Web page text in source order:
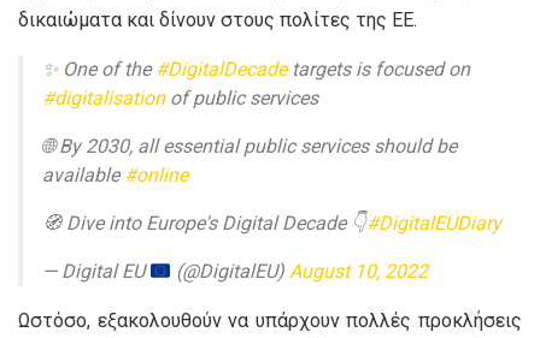
δικαιώματα και δίνουν στους πολίτες της ΕΕ.
✨ One of the#DigitalDecadetargets is focused on
#digitalisationof public services
🌐 By 2030, all essential public services should be
available#online
🧭 Dive into Europe's Digital Decade 👇#DigitalEUDiary
— Digital EU (@DigitalEU)August 10, 2022
Ωστόσο, εξακολουθούν να υπάρχουν πολλές προκλήσεις